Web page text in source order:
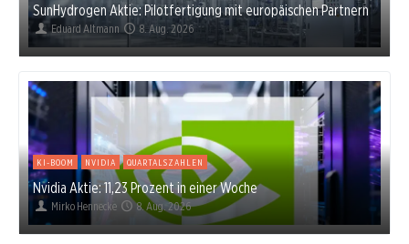
SunHydrogen Aktie: Pilotfertigung mit europäischen Partnern
Eduard Altmann 8. Aug. 2026
KI-BOOM NVIDIA QUARTALSZAHLEN
Nvidia Aktie: 11,23 Prozent in einer Woche
Mirko Hennecke 8. Aug. 2026